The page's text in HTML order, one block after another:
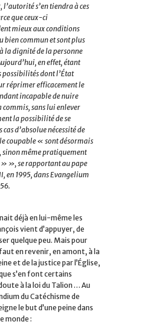
l’autorité s’en tiendra à ces
que ceux-ci
mieux aux conditions
bien commun et sont plus
la dignité de la personne
en effet, étant
possibilités dont l’État
réprimer efficacement le
incapable de nuire
commis, sans lui enlever
la possibilité de se
d’absolue nécessité de
coupable« sont désormais
sinon même pratiquement
» », se rapportant au pape
en 1995, dansEvangelium
.
déjà en lui-même les
vient d’appuyer, de
quelque peu. Mais pour
en revenir, en amont, à la
et de la justice par l’Église,
s’en font certains
à la loi du Talion … Au
du Catéchisme de
le but d’une peine dans
monde :